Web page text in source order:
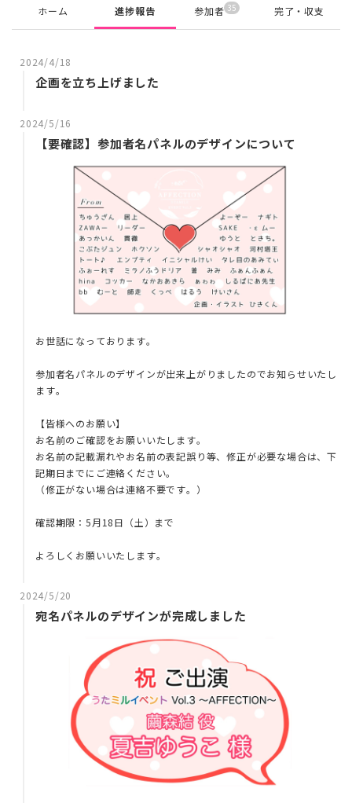
ホーム 進捗報告 参加者 35 完了・収支
2024/4/18
企画を立ち上げました
2024/5/16
【要確認】参加者名パネルのデザインについて
お世話になっております。
参加者名パネルのデザインが出来上がりましたのでお知らせいたし
ます。
【皆様へのお願い】
お名前のご確認をお願いいたします。
お名前の記載漏れやお名前の表記誤り等、修正が必要な場合は、下
記期日までにご連絡ください。
（修正がない場合は連絡不要です。）
確認期限：5月18日（土）まで
よろしくお願いいたします。
2024/5/20
宛名パネルのデザインが完成しました